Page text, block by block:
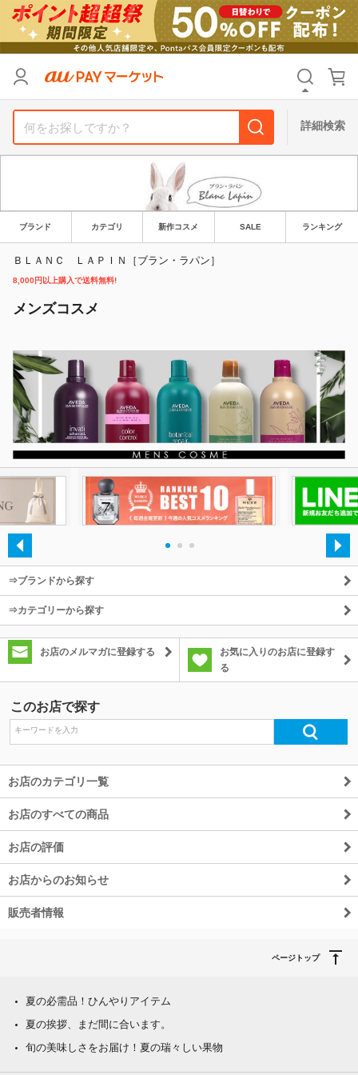
詳細検索
ブランド カテゴリ 新作コスメ SALE ランキング
ＢＬＡＮＣ ＬＡＰＩＮ［ブラン・ラパン］
8,000円以上購入で送料無料!
メンズコスメ
⇒ブランドから探す
⇒カテゴリーから探す
お店のメルマガに登録する
お気に入りのお店に登録す
る
このお店で探す
お店のカテゴリ一覧
お店のすべての商品
お店の評価
お店からのお知らせ
販売者情報
ページトップ
夏の必需品！ひんやりアイテム
夏の挨拶、まだ間に合います。
旬の美味しさをお届け！夏の瑞々しい果物
支払い方法
送料無料 タイムセール
Pontaパス特典対象すべて ポイントUPセレクトのみ
除外ワード